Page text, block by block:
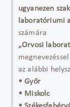
ugyanezen
laboratóriumi
számára
„Orvosi
megnevezéssel
az alábbi
• Győr
• Miskolc